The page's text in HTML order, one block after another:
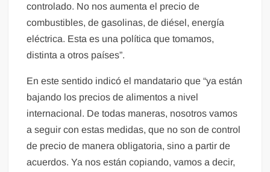
controlado. No nos aumenta el precio de
combustibles, de gasolinas, de diésel, energía
eléctrica. Esta es una política que tomamos,
distinta a otros países”.
En este sentido indicó el mandatario que “ya están
bajando los precios de alimentos a nivel
internacional. De todas maneras, nosotros vamos
a seguir con estas medidas, que no son de control
de precio de manera obligatoria, sino a partir de
acuerdos. Ya nos están copiando, vamos a decir,